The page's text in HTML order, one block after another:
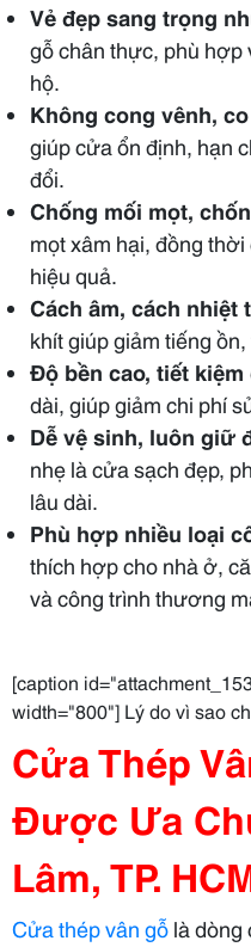
Vẻ đẹp sang trọng
gỗ chân thực, phù hợp
hộ.
Không cong vênh,
giúp cửa ổn định, hạn
đổi.
Chống mối mọt,
mọt xâm hại, đồng
hiệu quả.
Cách âm, cách nhiệt
khít giúp giảm tiếng
Độ bền cao, tiết
dài, giúp giảm chi phí
Dễ vệ sinh, luôn giữ
nhẹ là cửa sạch đẹp,
lâu dài.
Phù hợp nhiều loại
thích hợp cho nhà ở,
và công trình thương
[caption
width="800"] Lý do vì sao
Cửa Thép
Được Ưa
Lâm, TP.
Cửa thép vân gỗlà dòng